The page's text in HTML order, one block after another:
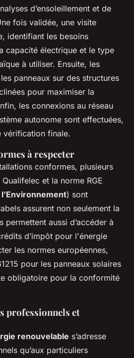
d’ensoleillement et de
fois validée, une visite
identifiant les besoins
capacité électrique et le type
à utiliser. Ensuite, les
panneaux sur des structures
pour maximiser la
les connexions au réseau
autonome sont effectuées,
vérification finale.
à respecter
conformes, plusieurs
et la norme RGE
) sont
assurent non seulement la
permettent aussi d’accéder à
d’impôt pour l'énergie
les normes européennes,
pour les panneaux solaires
obligatoire pour la conformité
professionnels et
renouvelable s’adresse
qu’aux particuliers